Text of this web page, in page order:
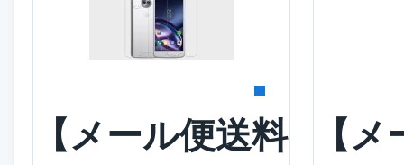
【メール便送料
【